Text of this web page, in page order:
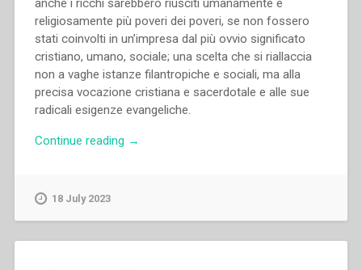
anche i ricchi sarebbero riusciti umanamente e
religiosamente più poveri dei poveri, se non fossero
stati coinvolti in un’impresa dal più ovvio significato
cristiano, umano, sociale; una scelta che si riallaccia
non a vaghe istanze filantropiche e sociali, ma alla
precisa vocazione cristiana e sacerdotale e alle sue
radicali esigenze evangeliche.
Continue reading “Pietro
→
18 July 2023